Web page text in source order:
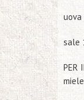
uova
sale
PER
miele